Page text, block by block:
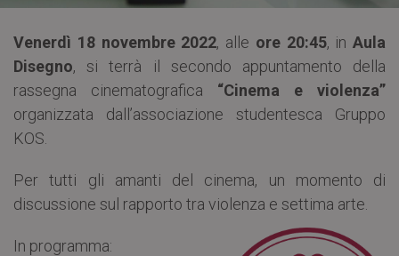
Venerdì 18 novembre 2022, alle ore 20:45, in Aula
Disegno, si terrà il secondo appuntamento della
rassegna cinematografica “Cinema e violenza”
organizzata dall’associazione studentesca Gruppo
KOS.
Per tutti gli amanti del cinema, un momento di
discussione sul rapporto tra violenza e settima arte.
In programma: